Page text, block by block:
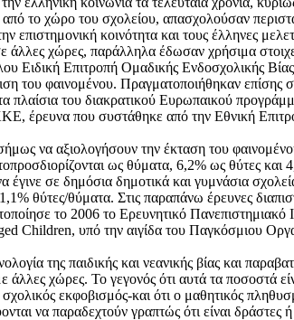
το χώρο του σχολείου, απασχολούσαν
επιστημονική κοινότητα και τους έλληνες
χώρες, παράλληλα έδωσαν χρήσιμα
Ειδική Επιτροπή Ομαδικής Ενδοσχολικής
του φαινομένου. Πραγματοποιήθηκαν
πλαίσια του διακρατικού Ευρωπαικού
έρευνα που συστάθηκε από την Εθνική
να αξιολογήσουν την έκταση του
ως θύματα, 6,2% ως θύτες
έγινε σε δημόσια δημοτικά και γυμνάσια
θύτες/θύματα. Στις παραπάνω έρευνες
το 2006 το Ερευνητικό Πανεπιστημιακό
υπό την αιγίδα του Παγκόσμιου
της παιδικής και νεανικής βίας και
χώρες. Το γεγονός ότι αυτά τα ποσοστά
εκφοβισμός-και ότι ο μαθητικός
να παραδεχτούν γραπτώς ότι είναι